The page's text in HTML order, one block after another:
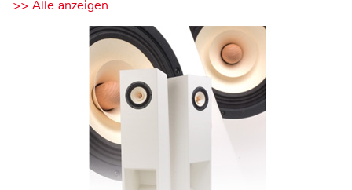
>> Alle anzeigen